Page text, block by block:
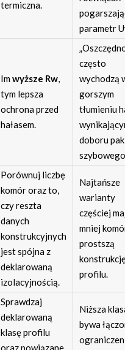
termiczna.
parametr
Imwyższe Rw,
tym lepsza
ochrona przed
hałasem.
często
wychodzą
gorszym
tłumieniu
doboru
Porównuj liczbę
komór oraz to,
czy reszta
danych
konstrukcyjnych
jest spójna z
deklarowaną
izolacyjnością.
Najtańsze
warianty
częściej
mniej
prostszą
profilu.
Sprawdzaj
deklarowaną
klasę profilu
Niższa
bywa